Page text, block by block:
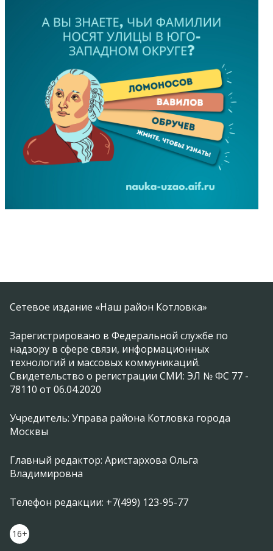
Сетевое издание «Наш район Котловка»
Зарегистрировано в Федеральной службе по
надзору в сфере связи, информационных
технологий и массовых коммуникаций.
Свидетельство о регистрации СМИ: ЭЛ № ФС 77 -
78110 от 06.04.2020
Учредитель: Управа района Котловка города
Москвы
Главный редактор: Аристархова Ольга
Владимировна
Телефон редакции: +7(499) 123-95-77
16+